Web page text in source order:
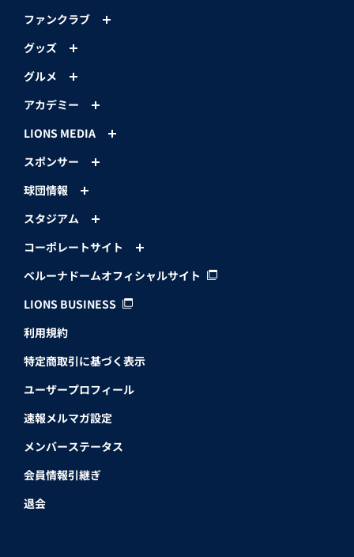
ファンクラブ
グッズ
グルメ
アカデミー
LIONS MEDIA
スポンサー
球団情報
スタジアム
コーポレートサイト
ベルーナドームオフィシャルサイト
LIONS BUSINESS
利用規約
特定商取引に基づく表示
ユーザープロフィール
速報メルマガ設定
メンバーステータス
会員情報引継ぎ
退会